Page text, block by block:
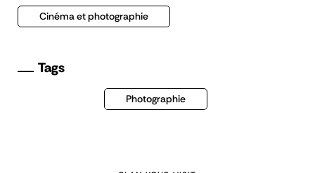
Cinéma et photographie
Tags
Photographie